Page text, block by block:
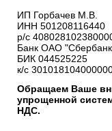
ИП Горбачев М.В.
ИНН 501208116440
р/с
Банк ОАО
БИК 044525225
к/с
Обращаем Ваше
упрощенной
НДС.